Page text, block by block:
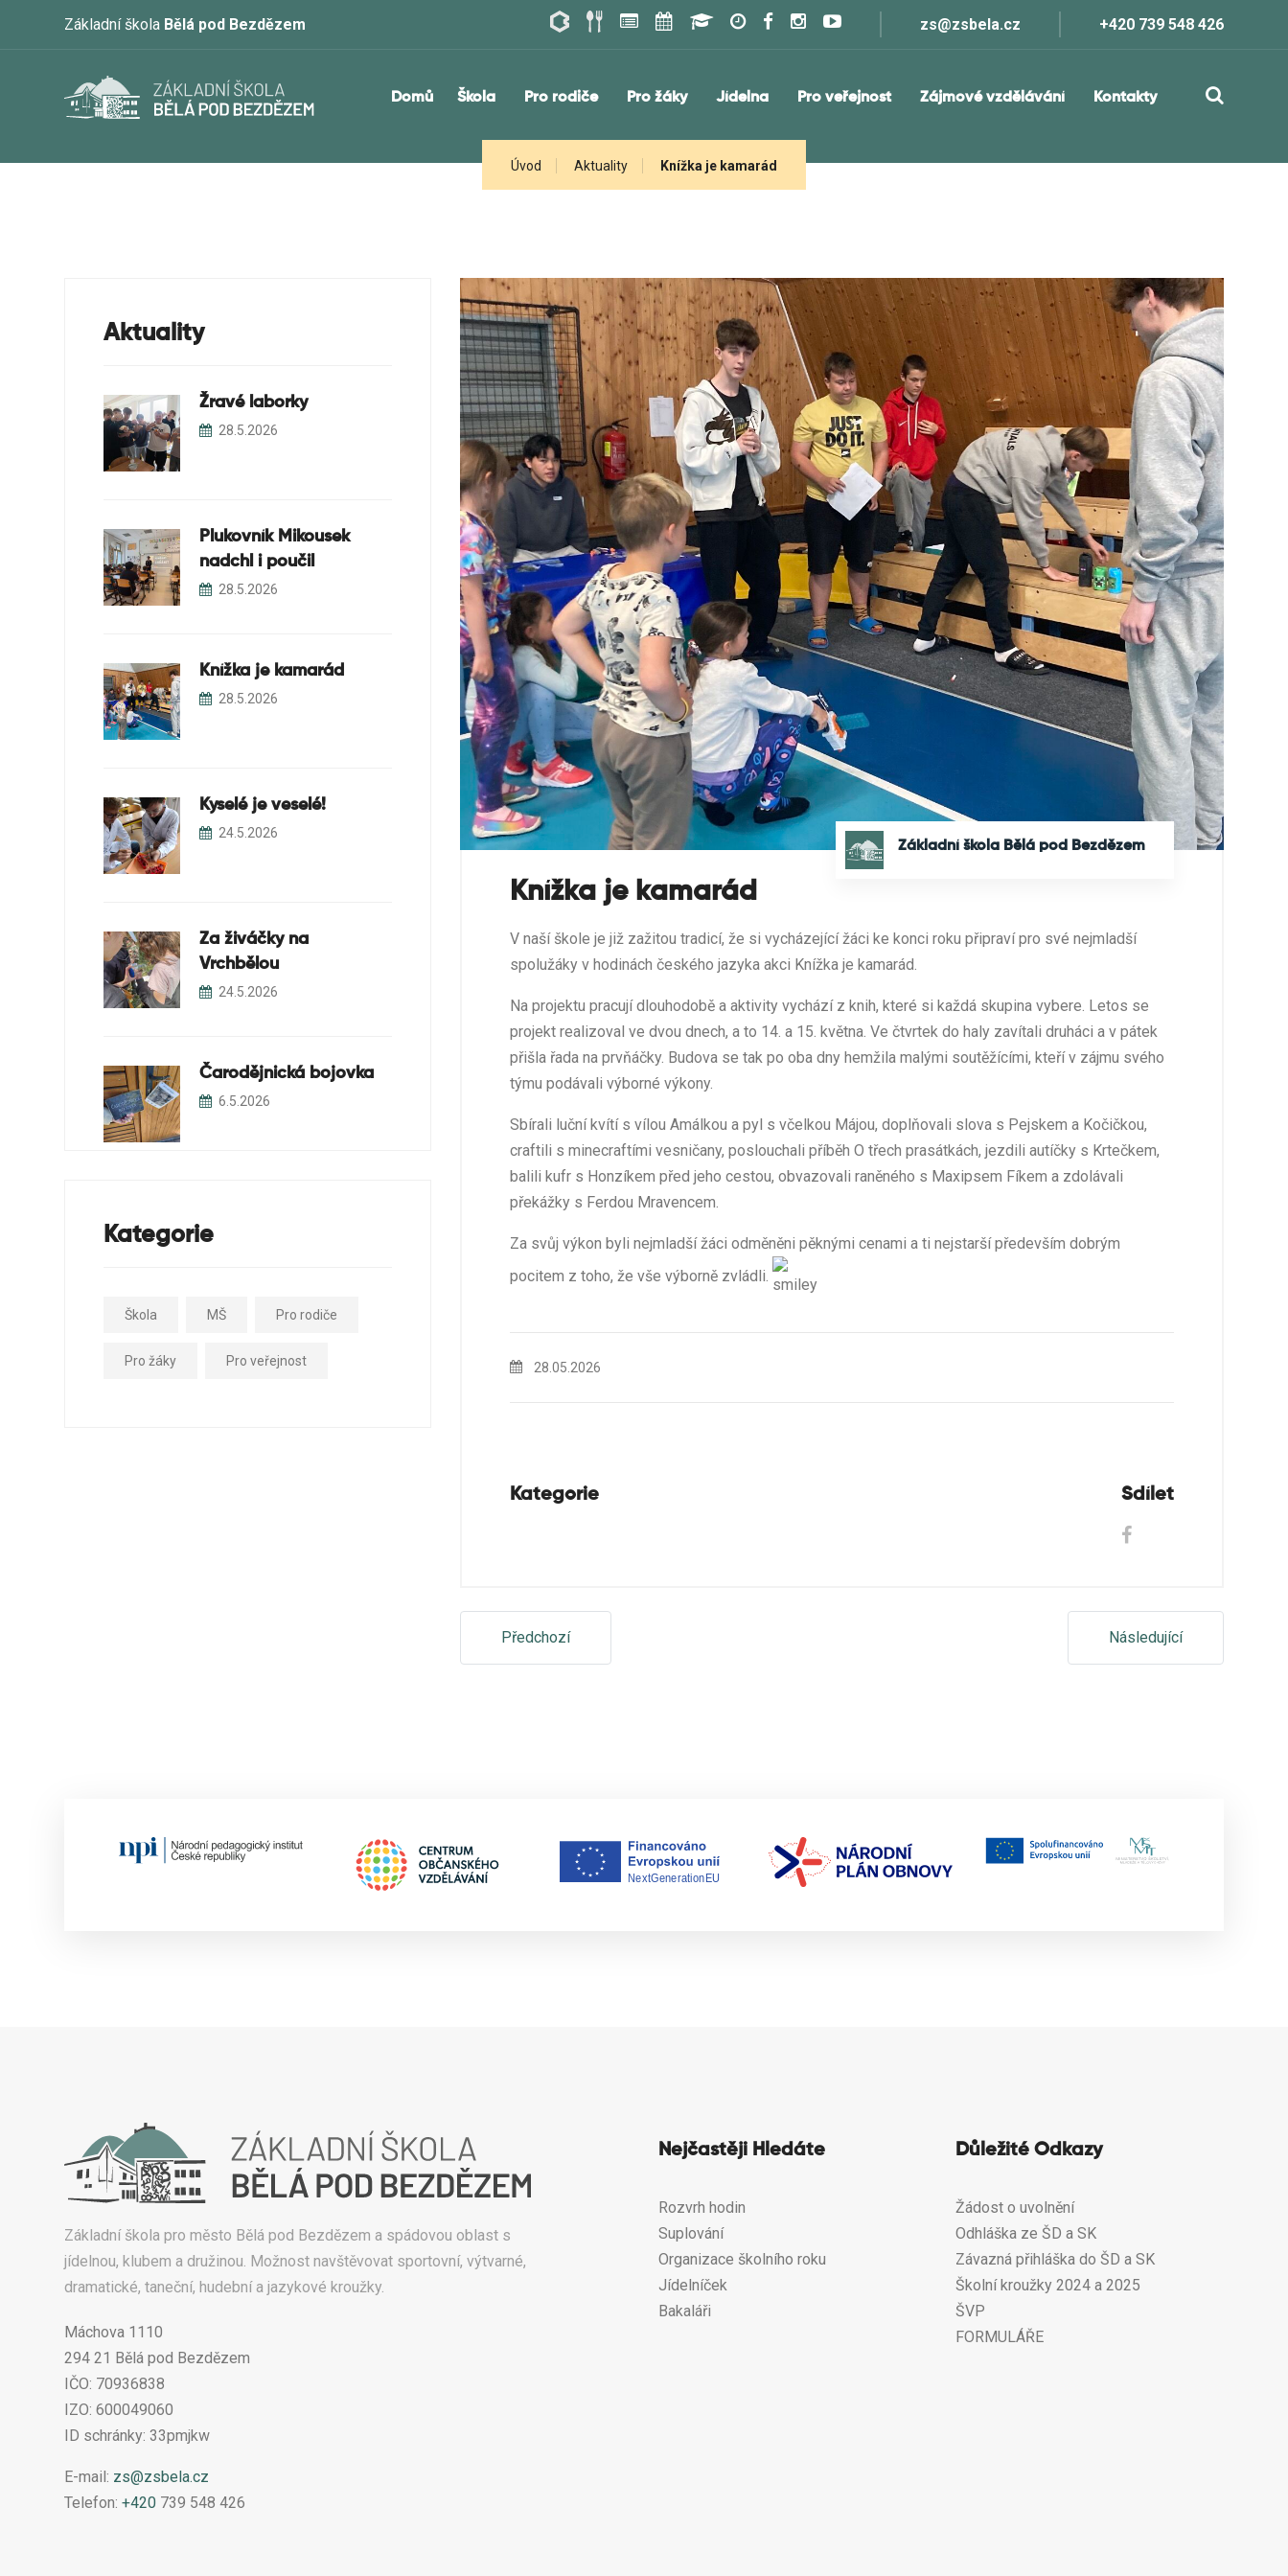
Základní škola Bělá pod Bezdězem zs@zsbela.cz +420 739 548 426
Domů Škola Pro rodiče Pro žáky Jídelna Pro veřejnost Zájmové vzdělávání Kontakty
Úvod Aktuality Knížka je kamarád
Aktuality
Žravé laborky
28.5.2026
Plukovník Mikousek
nadchl i poučil
28.5.2026
Knížka je kamarád
28.5.2026
Kyselé je veselé!
24.5.2026
Za živáčky na
Vrchbělou
24.5.2026
Čarodějnická bojovka
6.5.2026
Kategorie
Škola MŠ Pro rodiče
Pro žáky Pro veřejnost
Základní škola Bělá pod Bezdězem
Knížka je kamarád
V naší škole je již zažitou tradicí, že si vycházející žáci ke konci roku připraví pro své nejmladší
spolužáky v hodinách českého jazyka akci Knížka je kamarád.
Na projektu pracují dlouhodobě a aktivity vychází z knih, které si každá skupina vybere. Letos se
projekt realizoval ve dvou dnech, a to 14. a 15. května. Ve čtvrtek do haly zavítali druháci a v pátek
přišla řada na prvňáčky. Budova se tak po oba dny hemžila malými soutěžícími, kteří v zájmu svého
týmu podávali výborné výkony.
Sbírali luční kvítí s vílou Amálkou a pyl s včelkou Májou, doplňovali slova s Pejskem a Kočičkou,
craftili s minecraftími vesničany, poslouchali příběh O třech prasátkách, jezdili autíčky s Krtečkem,
balili kufr s Honzíkem před jeho cestou, obvazovali raněného s Maxipsem Fíkem a zdolávali
překážky s Ferdou Mravencem.
Za svůj výkon byli nejmladší žáci odměněni pěknými cenami a ti nejstarší především dobrým
pocitem z toho, že vše výborně zvládli.
28.05.2026
Kategorie Sdílet
Předchozí Následující
Základní škola pro město Bělá pod Bezdězem a spádovou oblast s
jídelnou, klubem a družinou. Možnost navštěvovat sportovní, výtvarné,
dramatické, taneční, hudební a jazykové kroužky.
Máchova 1110
294 21 Bělá pod Bezdězem
IČO: 70936838
IZO: 600049060
ID schránky: 33pmjkw
E-mail: zs@zsbela.cz
Telefon: +420 739 548 426
Nejčastěji Hledáte
Rozvrh hodin
Suplování
Organizace školního roku
Jídelníček
Bakaláři
Důležité Odkazy
Žádost o uvolnění
Odhláška ze ŠD a SK
Závazná přihláška do ŠD a SK
Školní kroužky 2024 a 2025
ŠVP
FORMULÁŘE